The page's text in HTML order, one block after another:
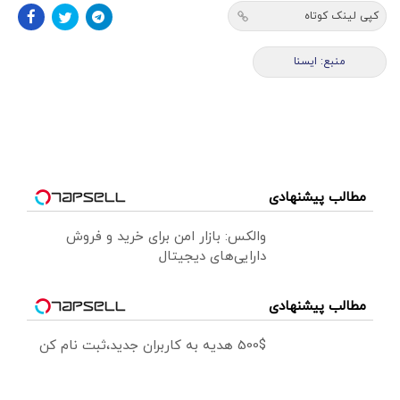
کپی لینک کوتاه
منبع: ايسنا
مطالب پیشنهادی
والکس: بازار امن برای خرید و فروش
دارایی‌های دیجیتال
مطالب پیشنهادی
500$ هدیه به کاربران جدید،ثبت نام کن